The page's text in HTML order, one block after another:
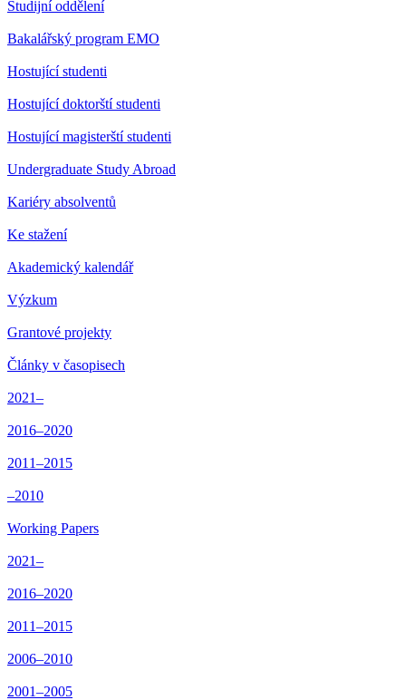
Studijní oddělení
Bakalářský program EMO
Hostující studenti
Hostující doktorští studenti
Hostující magisterští studenti
Undergraduate Study Abroad
Kariéry absolventů
Ke stažení
Akademický kalendář
Výzkum
Grantové projekty
Články v časopisech
2021–
2016–2020
2011–2015
–2010
Working Papers
2021–
2016–2020
2011–2015
2006–2010
2001–2005